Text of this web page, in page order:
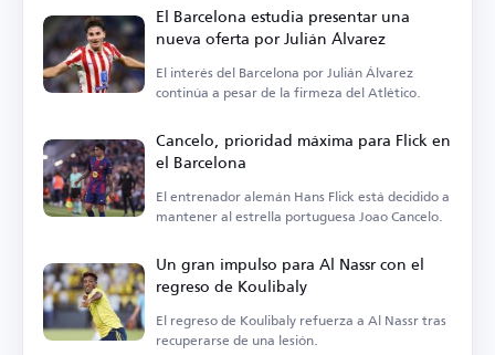
El Barcelona estudia presentar una
nueva oferta por Julián Álvarez
El interés del Barcelona por Julián Álvarez
continúa a pesar de la firmeza del Atlético.
Cancelo, prioridad máxima para Flick en
el Barcelona
El entrenador alemán Hans Flick está decidido a
mantener al estrella portuguesa Joao Cancelo.
Un gran impulso para Al Nassr con el
regreso de Koulibaly
El regreso de Koulibaly refuerza a Al Nassr tras
recuperarse de una lesión.